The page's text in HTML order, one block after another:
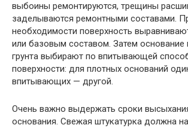
выбоины ремонтируются, трещины
заделываются ремонтными составами.
необходимости поверхность
или базовым составом. Затем основание
грунта выбирают по впитывающей
поверхности: для плотных оснований
впитывающих — другой.
Очень важно выдержать сроки
основания. Свежая штукатурка должна